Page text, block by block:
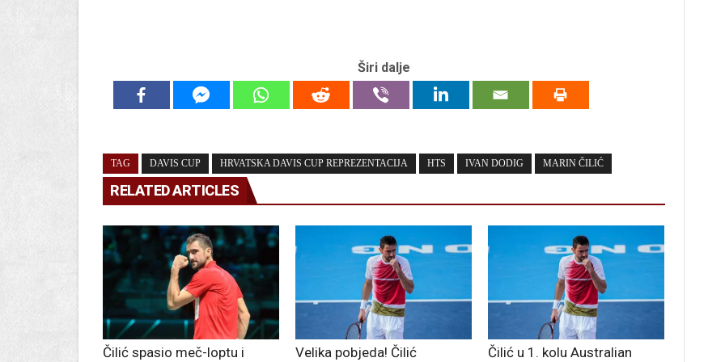
Širi dalje
TAG DAVIS CUP HRVATSKA DAVIS CUP REPREZENTACIJA HTS IVAN DODIG MARIN ČILIĆ
RELATED ARTICLES
Čilić spasio meč-loptu i Velika pobjeda! Čilić Čilić u 1. kolu Australian